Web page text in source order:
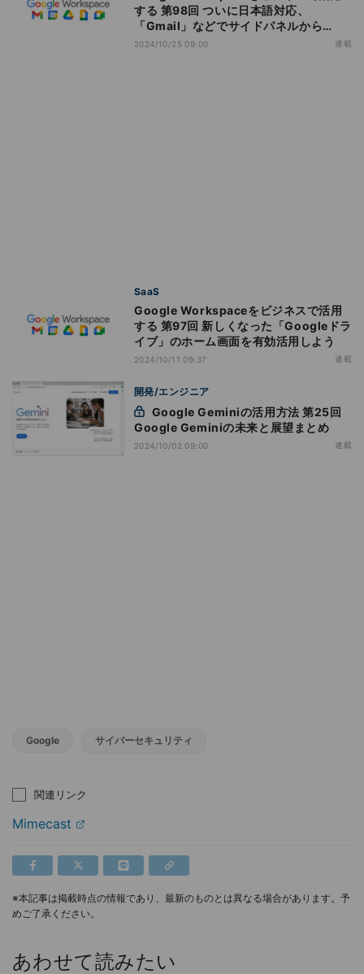
する 第98回 ついに日本語対応、
「Gmail」などでサイドパネルから
「Gemini」が使えるように
2024/10/25 09:00 連載
SaaS
Google Workspaceをビジネスで活用
する 第97回 新しくなった「Googleドラ
イブ」のホーム画面を有効活用しよう
2024/10/11 09:37 連載
開発/エンジニア
Google Geminiの未来と展望まとめ
2024/10/02 09:00 連載
Google サイバーセキュリティ
関連リンク
Mimecast
※本記事は掲載時点の情報であり、最新のものとは異なる場合があります。予
めご了承ください。
あわせて読みたい